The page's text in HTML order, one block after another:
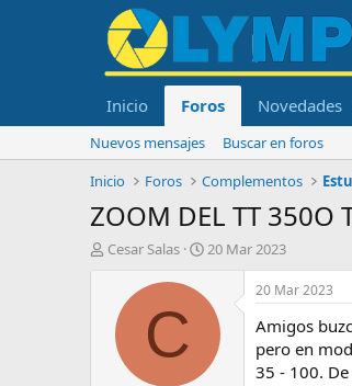
Inicio Foros Novedades
Nuevos mensajes
Buscar en foros
Inicio
Foros Complementos
ZOOM DEL TT 350O
ICesar Salas
F
h
e
20 Mar 2023
C
20 Mar 2023
Amigos
pero en
35 - 100.